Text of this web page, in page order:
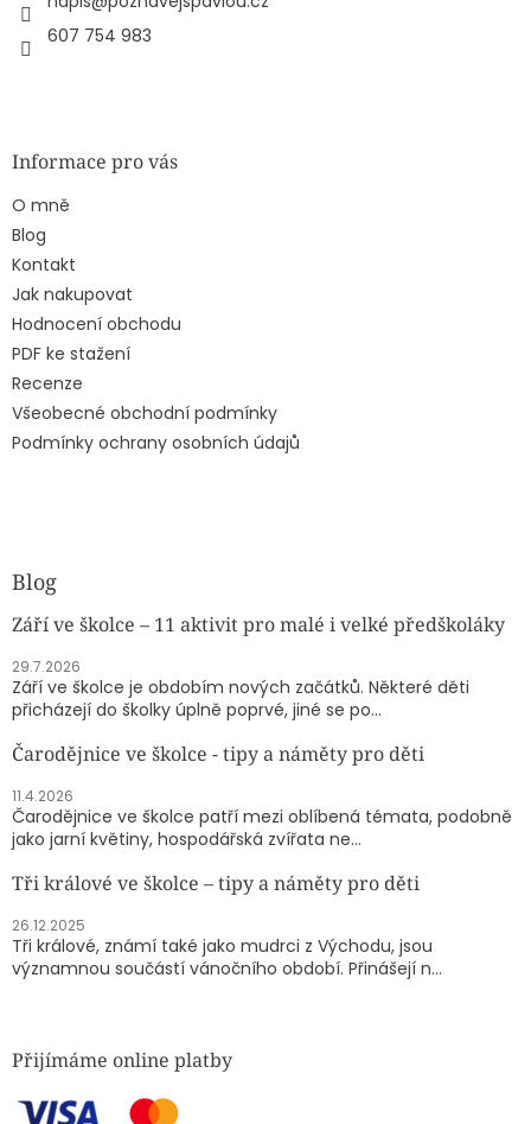
607 754 983
Informace pro vás
O mně
Blog
Kontakt
Jak nakupovat
Hodnocení obchodu
PDF ke stažení
Recenze
Všeobecné obchodní podmínky
Podmínky ochrany osobních údajů
Blog
Září ve školce – 11 aktivit pro malé i velké předškoláky
29.7.2026
Září ve školce je obdobím nových začátků. Některé děti
přicházejí do školky úplně poprvé, jiné se po...
Čarodějnice ve školce - tipy a náměty pro děti
11.4.2026
Čarodějnice ve školce patří mezi oblíbená témata, podobně
jako jarní květiny, hospodářská zvířata ne...
Tři králové ve školce – tipy a náměty pro děti
26.12.2025
Tři králové, známí také jako mudrci z Východu, jsou
významnou součástí vánočního období. Přinášejí n...
Přijímáme online platby